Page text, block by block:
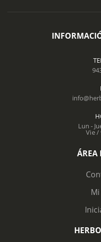
Lun -
Vie /
ÁREA